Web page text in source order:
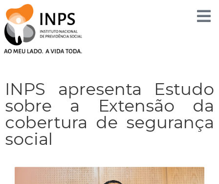
to
content
INPS apresenta Estudo
sobre a Extensão da
cobertura de segurança
social